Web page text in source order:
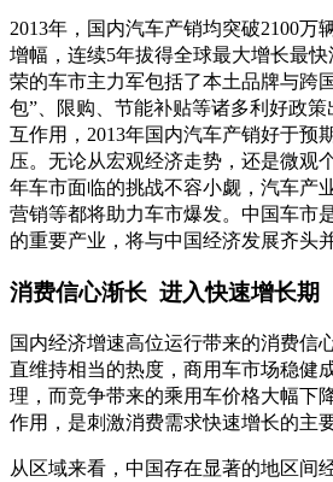
2013年，国内汽车产销均突破2100万
增幅，连续5年拔得全球最大增长最
荣的车市主力军包括了本土品牌与跨
包”、限购、节能补贴等诸多利好政
互作用，2013年国内汽车产销好于预
压。无论从宏观经济走势，还是微观
年车市面临的挑战不容小觑，汽车产
营销等都将助力车市爆发。中国车市
的重要产业，将与中国经济发展齐头并
消费信心渐长 进入快速增长期
国内经济增速高位运行带来的消费信
直维持相当的热度，商用车市场稳健
理，而竞争带来的乘用车价格大幅下
作用，是刺激消费需求快速增长的主
从区域来看，中国存在显著的地区间